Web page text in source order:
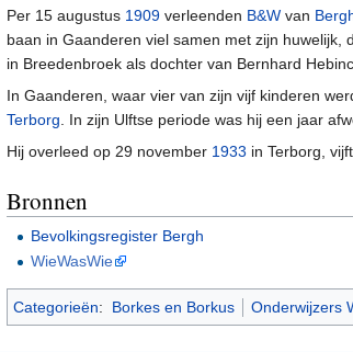
Per 15 augustus 1909 verleenden B&W van
baan in Gaanderen viel samen met zijn huwelijk,
in Breedenbroek als dochter van Bernhard
In Gaanderen, waar vier van zijn vijf kinderen
Terborg. In zijn Ulftse periode was hij een jaar
Hij overleed op 29 november 1933 in Terborg,
Bronnen
Bevolkingsregister Bergh
WieWasWie
Categorieën: Borkes en Borkus Onderwijzers